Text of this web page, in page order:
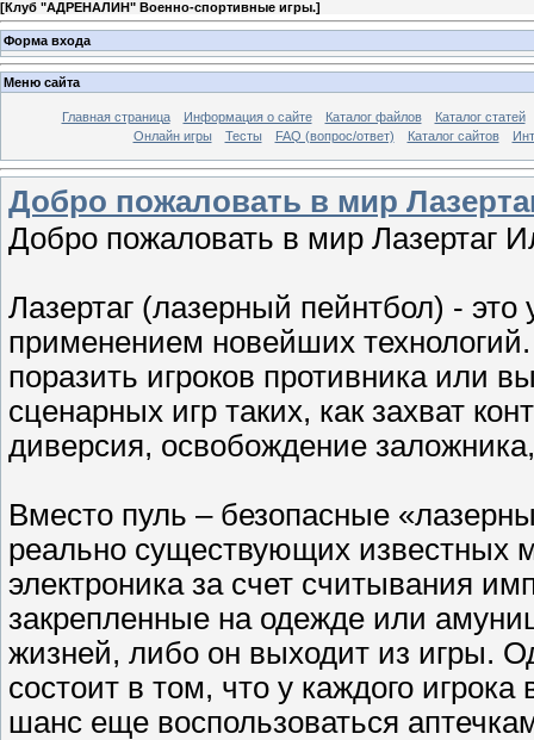
[Клуб "АДРЕНАЛИН" Военно-спортивные игры.]
Форма входа
Меню сайта
Главная страница Информация о сайте Каталог файлов
Каталог статей
Онлайн игры
Тесты FAQ (вопрос/ответ) Каталог сайтов
Добро пожаловать в мир
Добро пожаловать в мир Лазертаг
Лазертаг (лазерный пейнтбол) - это
применением новейших
поразить игроков противника или
сценарных игр таких, как захват
диверсия, освобождение
Вместо пуль – безопасные
реально существующих известных
электроника за счет считывания
закрепленные на одежде или
жизней, либо он выходит из игры.
состоит в том, что у каждого
шанс еще воспользоваться